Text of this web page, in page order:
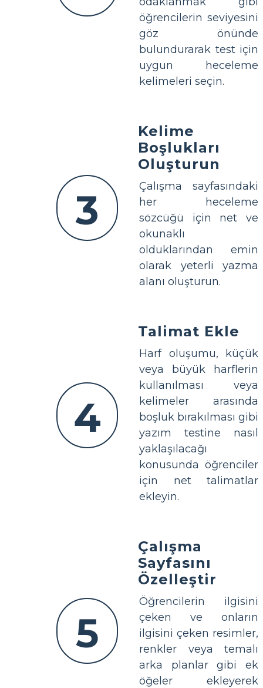
öğrencilerin seviyesini
göz önünde
bulundurarak test için
uygun heceleme
kelimeleri seçin.
3
Kelime
Boşlukları
Oluşturun
Çalışma sayfasındaki
her heceleme
sözcüğü için net ve
okunaklı
olduklarından emin
olarak yeterli yazma
alanı oluşturun.
4
Talimat Ekle
Harf oluşumu, küçük
veya büyük harflerin
kullanılması veya
kelimeler arasında
boşluk bırakılması gibi
yazım testine nasıl
yaklaşılacağı
konusunda öğrenciler
için net talimatlar
ekleyin.
5
Çalışma
Sayfasını
Özelleştir
Öğrencilerin ilgisini
çeken ve onların
ilgisini çeken resimler,
renkler veya temalı
arka planlar gibi ek
öğeler ekleyerek